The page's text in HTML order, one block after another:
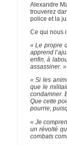
Alexandre
trouverez
police et la
Ce qui nous
« Le propre
apprend
enfin, à
assassiner. »
« Si les
que le
condamner.
Que cette
pourrie,
« Je
un révolté
combats